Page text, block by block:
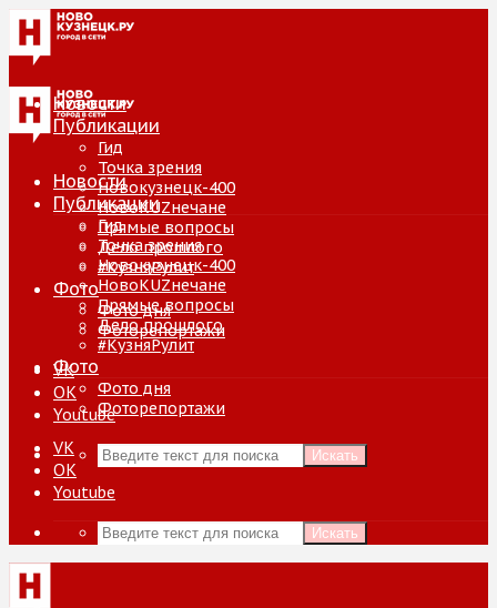
Новости
Публикации
Гид
Точка зрения
Новокузнецк-400
НовоKUZнечане
Прямые вопросы
Дело прошлого
#КузняРулит
Фото
Фото дня
Фоторепортажи
VK
ОК
Youtube
Искать
Новости
Публикации
Гид
Точка зрения
Новокузнецк-400
НовоKUZнечане
Прямые вопросы
Дело прошлого
#КузняРулит
Фото
Фото дня
Фоторепортажи
VK
ОК
Youtube
Искать